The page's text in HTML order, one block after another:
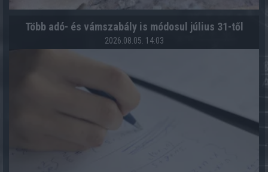
Több adó- és vámszabály is módosul július 31-től
2026.08.05. 14:03